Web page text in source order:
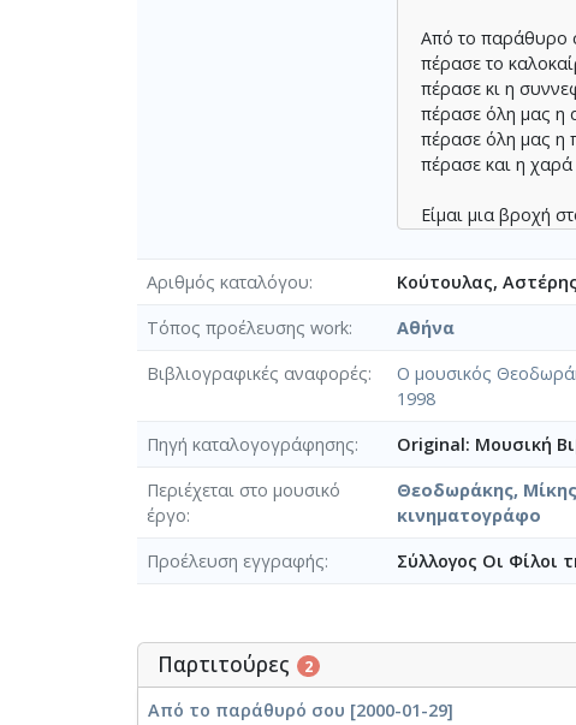
Από το παράθυρο
πέρασε το
πέρασε κι η
πέρασε όλη μας η
πέρασε όλη μας η
πέρασε και η χαρά
Είμαι μια βροχή
μια σιωπή μες στη
Σ’ αγαπώ μα δε θα
να σε βρω, γιατί
σ’ αγαπώ μα δε θα
⟶Stixoi.info
Αριθμός καταλόγου
Κούτουλας,
Τόπος προέλευσης work
Αθήνα
Βιβλιογραφικές αναφορές
Ο μουσικός
1998
Πηγή καταλογογράφησης
Original: Μουσική
Περιέχεται στο μουσικό
έργο
Θεοδωράκης,
κινηματογράφο
Προέλευση εγγραφής
Σύλλογος Οι Φίλοι
Παρτιτούρες 2
Από το παράθυρό σου [2000-01-29]